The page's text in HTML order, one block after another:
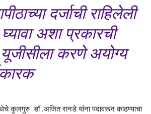
दर्जाची राहिलेली
अशा प्रकारची
करणे अयोग्य
कुलगुरु डॉ .अजित रानडे यांना पदावरून काढण्याचा